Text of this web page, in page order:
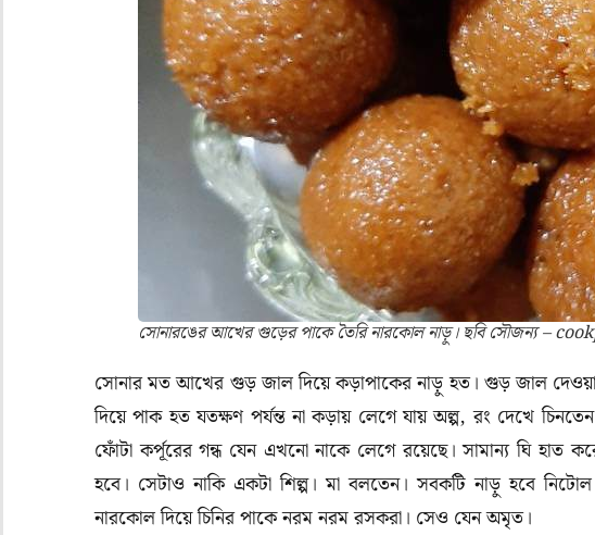
সোনারঙের আখের গুড়ের পাকে তৈরি নারকোল নাড়ু। ছবি সৌজন্য –
সোনার মত আখের গুড় জাল দিয়ে কড়াপাকের নাড়ু হত। গুড় জাল
দিয়ে পাক হত যতক্ষণ পর্যন্ত না কড়ায় লেগে যায় অল্প, রং দেখে
ফোঁটা কর্পূরের গন্ধ যেন এখনো নাকে লেগে রয়েছে। সামান্য ঘি হাত
হবে। সেটাও নাকি একটা শিল্প। মা বলতেন। সবকটি নাড়ু হবে
নারকোল দিয়ে চিনির পাকে নরম নরম রসকরা। সেও যেন অমৃত।